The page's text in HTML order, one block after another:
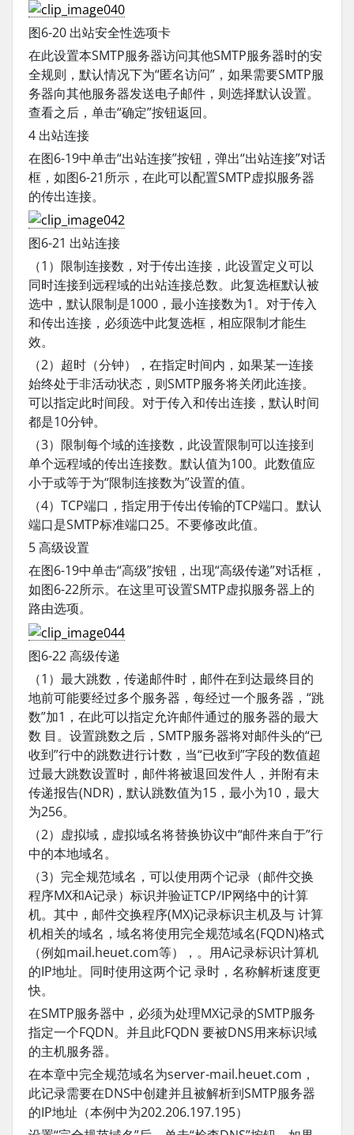
图6-20 出站安全性选项卡
在此设置本SMTP服务器访问其他SMTP服务器时的安
全规则，默认情况下为“匿名访问”，如果需要SMTP服
务器向其他服务器发送电子邮件，则选择默认设置。
查看之后，单击“确定”按钮返回。
4 出站连接
在图6-19中单击“出站连接”按钮，弹出“出站连接”对话
框，如图6-21所示，在此可以配置SMTP虚拟服务器
的传出连接。
图6-21 出站连接
（1）限制连接数，对于传出连接，此设置定义可以
同时连接到远程域的出站连接总数。此复选框默认被
选中，默认限制是1000，最小连接数为1。对于传入
和传出连接，必须选中此复选框，相应限制才能生
效。
（2）超时（分钟），在指定时间内，如果某一连接
始终处于非活动状态，则SMTP服务将关闭此连接。
可以指定此时间段。对于传入和传出连接，默认时间
都是10分钟。
（3）限制每个域的连接数，此设置限制可以连接到
单个远程域的传出连接数。默认值为100。此数值应
小于或等于为“限制连接数为”设置的值。
（4）TCP端口，指定用于传出传输的TCP端口。默认
端口是SMTP标准端口25。不要修改此值。
5 高级设置
在图6-19中单击“高级”按钮，出现“高级传递”对话框，
如图6-22所示。在这里可设置SMTP虚拟服务器上的
路由选项。
图6-22 高级传递
（1）最大跳数，传递邮件时，邮件在到达最终目的
地前可能要经过多个服务器，每经过一个服务器，“跳
数”加1，在此可以指定允许邮件通过的服务器的最大
数 目。设置跳数之后，SMTP服务器将对邮件头的“已
收到”行中的跳数进行计数，当“已收到”字段的数值超
过最大跳数设置时，邮件将被退回发件人，并附有未
传递报告(NDR)，默认跳数值为15，最小为10，最大
为256。
（2）虚拟域，虚拟域名将替换协议中“邮件来自于”行
中的本地域名。
（3）完全规范域名，可以使用两个记录（邮件交换
程序MX和A记录）标识并验证TCP/IP网络中的计算
机。其中，邮件交换程序(MX)记录标识主机及与 计算
机相关的域名，域名将使用完全规范域名(FQDN)格式
（例如mail.heuet.com等），。用A记录标识计算机
的IP地址。同时使用这两个记 录时，名称解析速度更
快。
在SMTP服务器中，必须为处理MX记录的SMTP服务
指定一个FQDN。并且此FQDN 要被DNS用来标识域
的主机服务器。
在本章中完全规范域名为server-mail.heuet.com，
此记录需要在DNS中创建并且被解析到SMTP服务器
的IP地址（本例中为202.206.197.195）